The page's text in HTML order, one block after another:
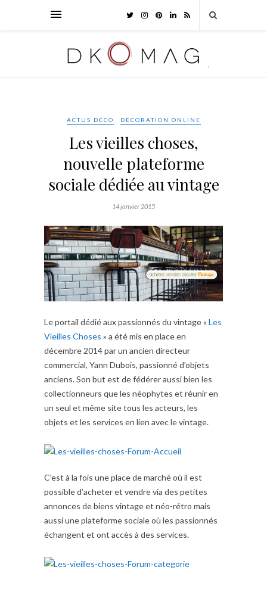
ACTUS DÉCO DÉCORATION ONLINE
Les vieilles choses,
nouvelle plateforme
sociale dédiée au vintage
14 janvier 2015
Le portail dédié aux passionnés du vintage «Les
Vieilles Choses » a été mis en place en
décembre 2014 par un ancien directeur
commercial, Yann Dubois, passionné d’objets
anciens. Son but est de fédérer aussi bien les
collectionneurs que les néophytes et réunir en
un seul et même site tous les acteurs, les
objets et les services en lien avec le vintage.
C’est à la fois une place de marché où il est
possible d’acheter et vendre via des petites
annonces de biens vintage et néo-rétro mais
aussi une plateforme sociale où les passionnés
échangent et ont accès à des services.